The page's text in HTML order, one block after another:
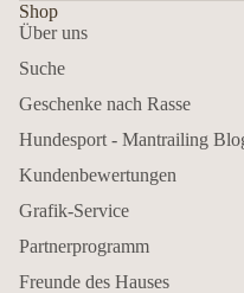
Shop
Über uns
Suche
Geschenke nach Rasse
Hundesport - Mantrailing
Kundenbewertungen
Grafik-Service
Partnerprogramm
Freunde des Hauses